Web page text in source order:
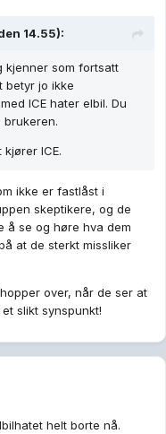
14.55):
kjenner som fortsatt
betyr jo ikke
ICE hater elbil. Du
ICE.
ikke er fastlåst i
skeptikere, og de
å se og høre hva dem
at de sterkt missliker
over, når de ser at
slikt synspunkt!
helt borte nå.